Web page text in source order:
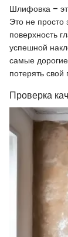
Шлифовка –
Это не просто
поверхность
успешной
самые
потерять
Проверка